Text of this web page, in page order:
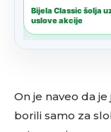
On je naveo da
borili samo za